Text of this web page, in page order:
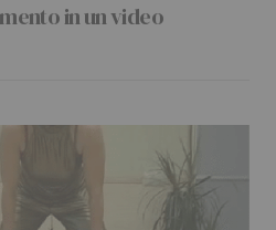
in un video